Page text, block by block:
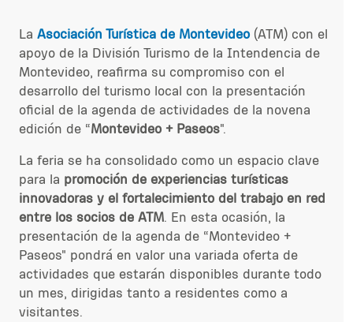
La Asociación Turística de Montevideo (ATM) con el
apoyo de la División Turismo de la Intendencia de
Montevideo, reafirma su compromiso con el
desarrollo del turismo local con la presentación
oficial de la agenda de actividades de la novena
edición de “Montevideo + Paseos".
La feria se ha consolidado como un espacio clave
para la promoción de experiencias turísticas
innovadoras y el fortalecimiento del trabajo en red
entre los socios de ATM. En esta ocasión, la
presentación de la agenda de “Montevideo +
Paseos" pondrá en valor una variada oferta de
actividades que estarán disponibles durante todo
un mes, dirigidas tanto a residentes como a
visitantes.